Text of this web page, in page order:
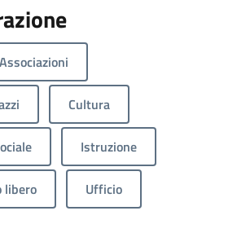
Associazioni
Cultura
Istruzione
libero Ufficio